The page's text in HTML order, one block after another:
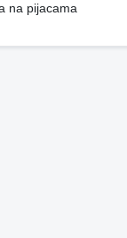
na pijacama